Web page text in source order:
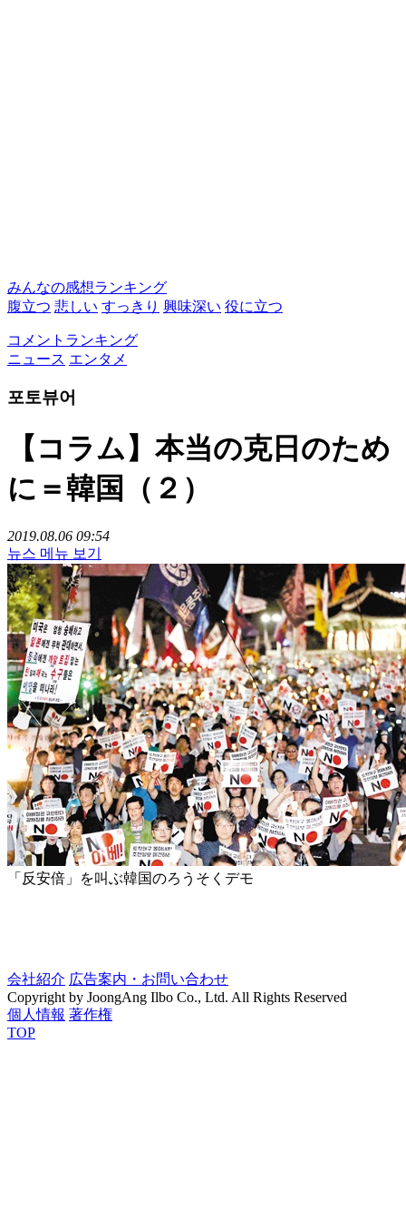
みんなの感想ランキング
腹立つ 悲しい すっきり 興味深い 役に立つ
コメントランキング
ニュース エンタメ
포토뷰어
【コラム】本当の克日のため
に＝韓国（２）
2019.08.06 09:54
뉴스 메뉴 보기
「反安倍」を叫ぶ韓国のろうそくデモ
会社紹介 広告案内・お問い合わせ
Copyright by JoongAng Ilbo Co., Ltd. All Rights Reserved
個人情報 著作権
TOP